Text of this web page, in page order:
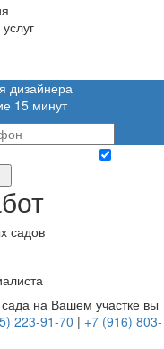
дизайнера
15 минут
садов
сада на Вашем участке вы
223-91-70 | +7 (916) 803-